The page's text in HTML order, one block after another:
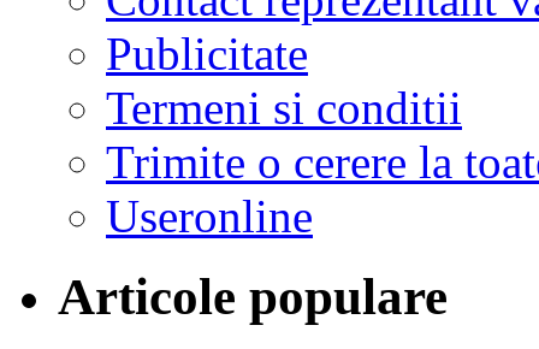
Publicitate
Termeni si conditii
Trimite o cerere la
Useronline
Articole populare